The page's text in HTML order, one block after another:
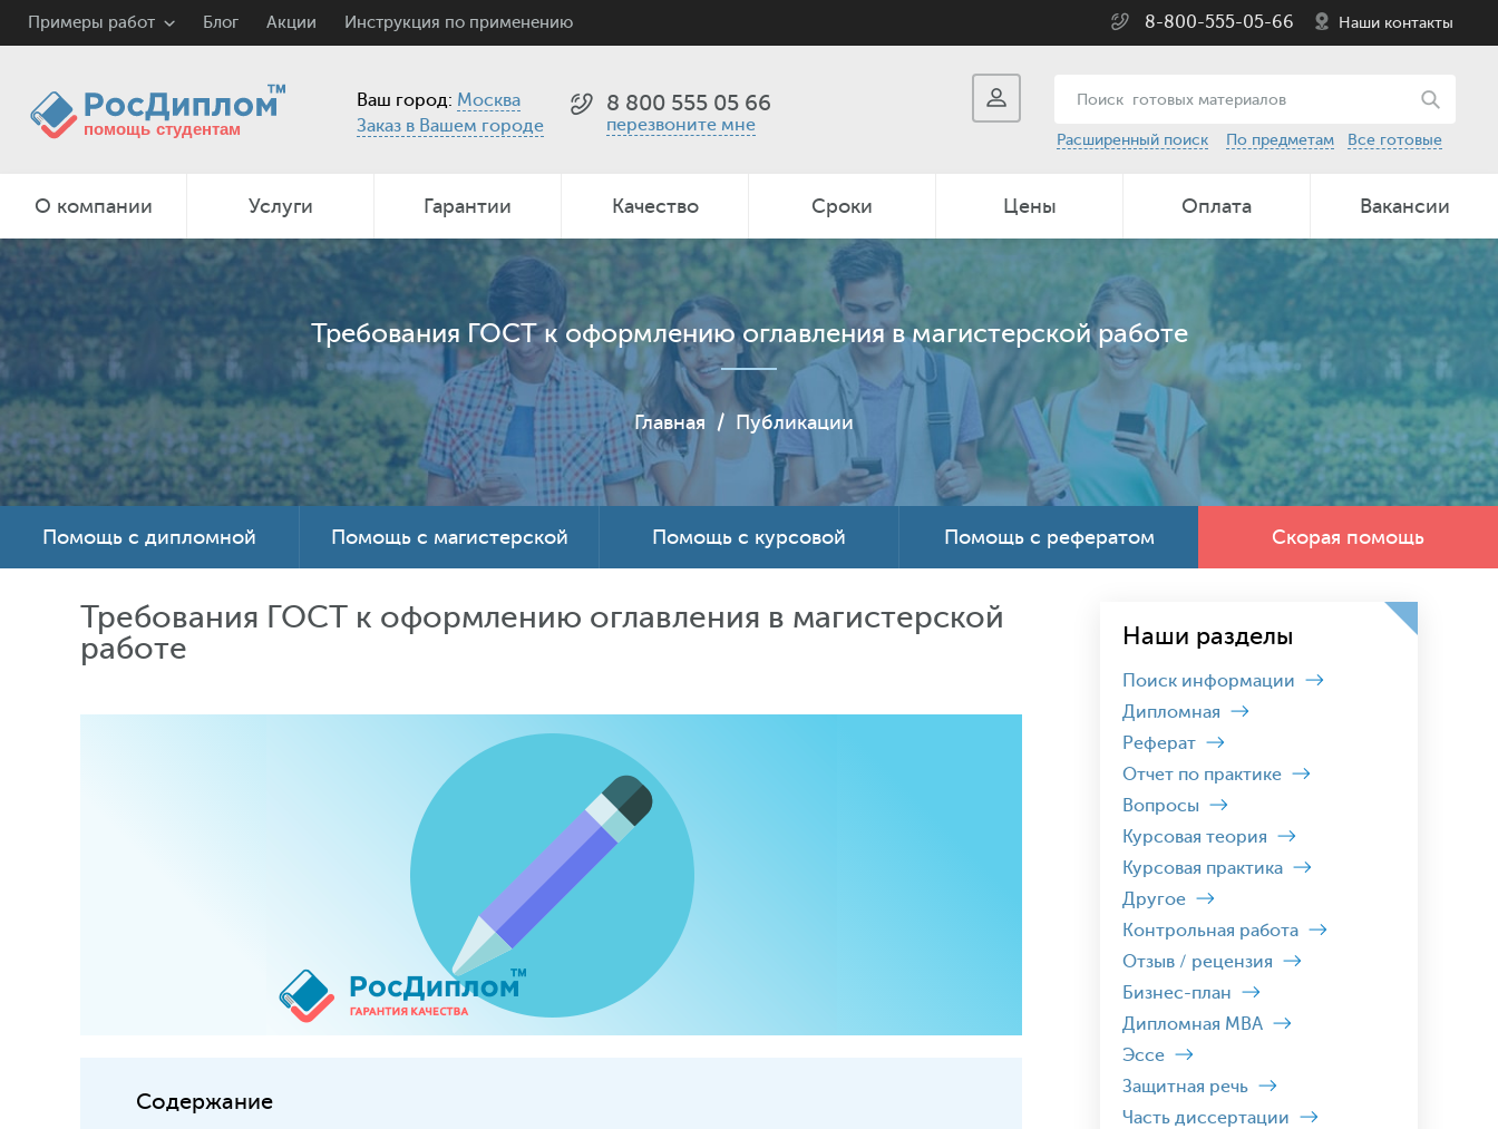
Примеры работ Блог Акции Инструкция по применению 8-800-555-05-66 Наши контакты
Ваш город: Москва
Заказ в Вашем городе
8 800 555 05 66
перезвоните мне
Расширенный поиск По предметам Все готовые
О компании Услуги Гарантии Качество Сроки Цены Оплата Вакансии
Требования ГОСТ к оформлению оглавления в магистерской работе
Главная / Публикации
Помощь с дипломной Помощь с магистерской Помощь с курсовой Помощь с рефератом Скорая помощь
Требования ГОСТ к оформлению оглавления в магистерской
работе
Содержание
Наши разделы
Поиск информации
Дипломная
Реферат
Отчет по практике
Вопросы
Курсовая теория
Курсовая практика
Другое
Контрольная работа
Отзыв / рецензия
Бизнес-план
Дипломная MBA
Эссе
Защитная речь
Часть диссертации